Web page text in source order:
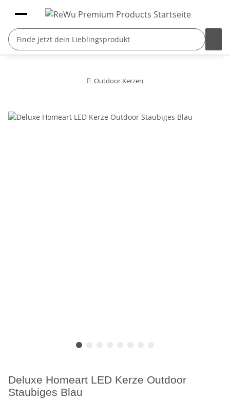
Outdoor Kerzen
Deluxe Homeart LED Kerze Outdoor
Staubiges Blau